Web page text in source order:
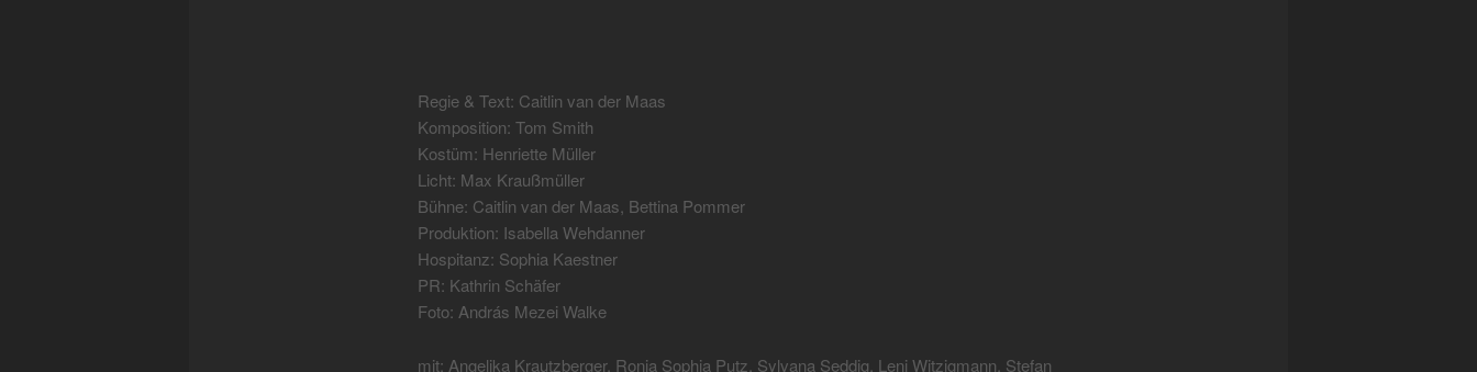
Regie & Text: Caitlin van der Maas
Komposition: Tom Smith
Kostüm: Henriette Müller
Licht: Max Kraußmüller
Bühne: Caitlin van der Maas, Bettina Pommer
Produktion: Isabella Wehdanner
Hospitanz: Sophia Kaestner
PR: Kathrin Schäfer
Foto: András Mezei Walke
mit: Angelika Krautzberger, Ronja Sophia Putz, Sylvana Seddig, Leni Witzigmann, Stefan